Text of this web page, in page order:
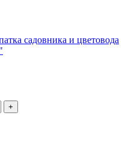
садовника и цветовода
+